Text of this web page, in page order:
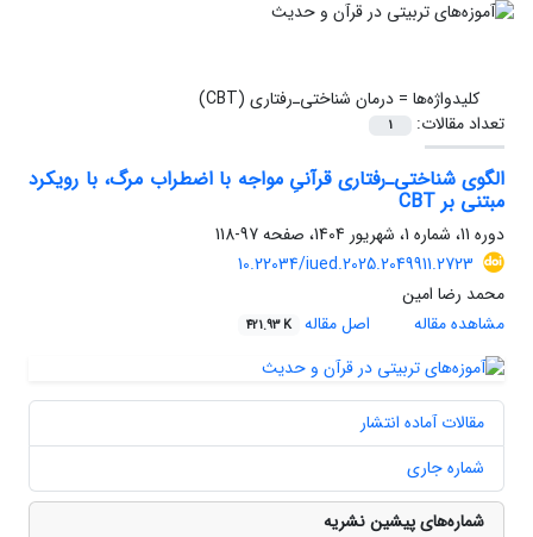
کلیدواژه‌ها =درمان شناختی‌ـ‌رفتاری (CBT)
تعداد مقالات:
1
الگوی شناختی‌ـ‌رفتاری قرآنیِ مواجه با اضطراب مرگ، با رویکرد
مبتنی بر CBT
دوره 11، شماره 1، شهریور 1404، صفحه
97-118
10.22034/iued.2025.2049911.2723
محمد رضا امین
مشاهده مقاله
اصل مقاله 421.93 K
مقالات آماده انتشار
شماره جاری
شماره‌های پیشین نشریه